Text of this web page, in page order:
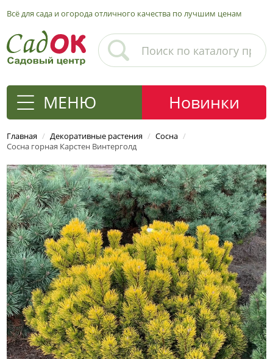
Всё для сада и огорода отличного качества по лучшим ценам
МЕНЮ Новинки
Главная / Декоративные растения / Сосна /
Сосна горная Карстен Винтерголд